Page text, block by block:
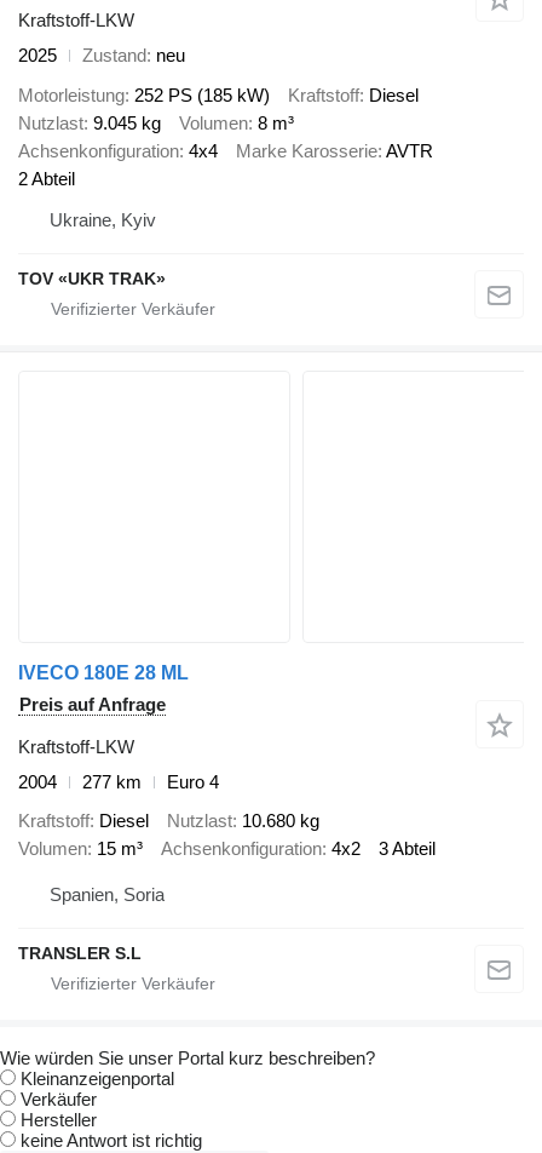
Kraftstoff-LKW
2025
Zustand neu
Motorleistung 252 PS (185 kW) Kraftstoff Diesel
Nutzlast 9.045 kg Volumen 8 m³
Achsenkonfiguration 4x4 Marke Karosserie AVTR
2 Abteil
Ukraine, Kyiv
TOV «UKR TRAK»
IVECO 180E 28 ML
Preis auf Anfrage
Kraftstoff-LKW
2004
277 km
Euro 4
Kraftstoff Diesel Nutzlast 10.680 kg
Volumen 15 m³ Achsenkonfiguration 4x2 3 Abteil
Spanien, Soria
TRANSLER S.L
Wie würden Sie unser Portal kurz beschreiben?
Kleinanzeigenportal
Verkäufer
Hersteller
keine Antwort ist richtig